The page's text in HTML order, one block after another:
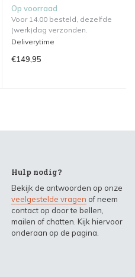
Op voorraad
Voor 14.00 besteld, dezelfde
(werk)dag verzonden.
Deliverytime
€149,95
Hulp nodig?
Bekijk de antwoorden op onze
veelgestelde vragen of neem
contact op door te bellen,
mailen of chatten. Kijk hiervoor
onderaan op de pagina.